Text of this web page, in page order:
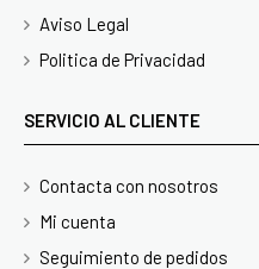
Aviso Legal
Politica de Privacidad
SERVICIO AL CLIENTE
Contacta con nosotros
Mi cuenta
Seguimiento de pedidos